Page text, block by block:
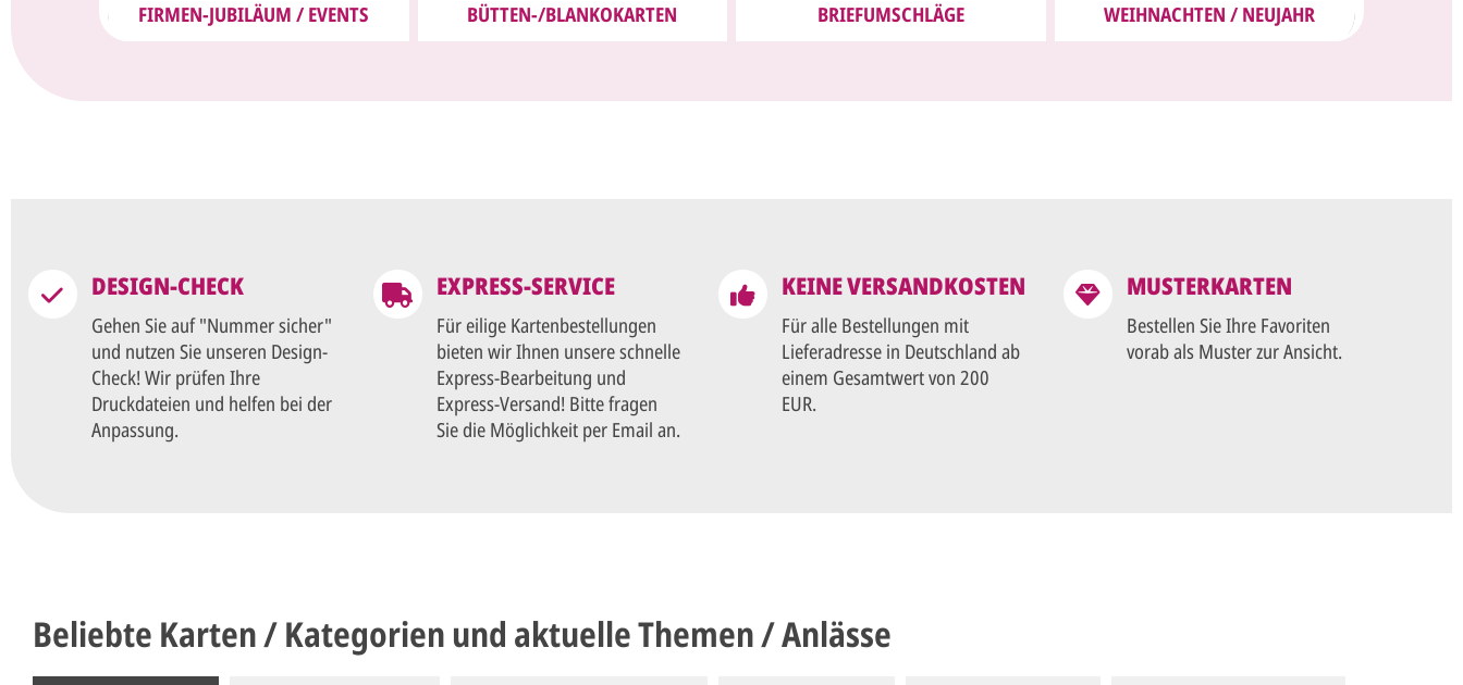
FIRMEN-JUBILÄUM / EVENTS BÜTTEN-/BLANKOKARTEN BRIEFUMSCHLÄGE WEIHNACHTEN / NEUJAHR
DESIGN-CHECK
Gehen Sie auf "Nummer sicher"
und nutzen Sie unseren Design-
Check! Wir prüfen Ihre
Druckdateien und helfen bei der
Anpassung.
EXPRESS-SERVICE
Für eilige Kartenbestellungen
bieten wir Ihnen unsere schnelle
Express-Bearbeitung und
Express-Versand! Bitte fragen
Sie die Möglichkeit per Email an.
KEINE VERSANDKOSTEN
Für alle Bestellungen mit
Lieferadresse in Deutschland ab
einem Gesamtwert von 200
EUR.
MUSTERKARTEN
Bestellen Sie Ihre Favoriten
vorab als Muster zur Ansicht.
Beliebte Karten / Kategorien und aktuelle Themen / Anlässe